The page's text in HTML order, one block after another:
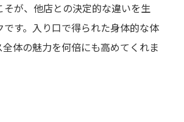
そが、他店との決定的な違いを生
です。入り口で得られた身体的な体
体の魅力を何倍にも高めてくれま